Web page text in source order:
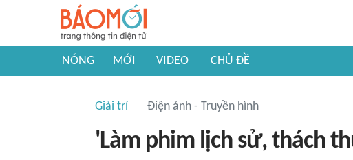
NÓNG MỚI VIDEO CHỦ ĐỀ
Giải trí Điện ảnh - Truyền hình
'Làm phim lịch sử, thách